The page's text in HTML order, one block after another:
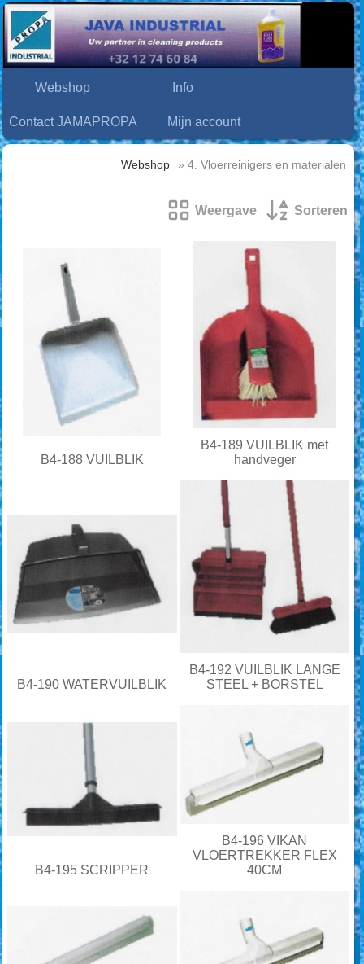
Webshop Info
Contact JAMAPROPA Mijn account
Webshop » 4. Vloerreinigers en materialen
Weergave Sorteren
B4-188 VUILBLIK
B4-189 VUILBLIK met
handveger
B4-190 WATERVUILBLIK
B4-192 VUILBLIK LANGE
STEEL + BORSTEL
B4-195 SCRIPPER
B4-196 VIKAN
VLOERTREKKER FLEX
40CM